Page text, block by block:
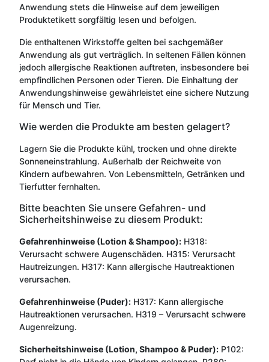
Anwendung stets die Hinweise auf dem jeweiligen
Produktetikett sorgfältig lesen und befolgen.
Die enthaltenen Wirkstoffe gelten bei sachgemäßer
Anwendung als gut verträglich. In seltenen Fällen können
jedoch allergische Reaktionen auftreten, insbesondere bei
empfindlichen Personen oder Tieren. Die Einhaltung der
Anwendungshinweise gewährleistet eine sichere Nutzung
für Mensch und Tier.
Wie werden die Produkte am besten gelagert?
Lagern Sie die Produkte kühl, trocken und ohne direkte
Sonneneinstrahlung. Außerhalb der Reichweite von
Kindern aufbewahren. Von Lebensmitteln, Getränken und
Tierfutter fernhalten.
Bitte beachten Sie unsere Gefahren- und
Sicherheitshinweise zu diesem Produkt:
Gefahrenhinweise (Lotion & Shampoo): H318:
Verursacht schwere Augenschäden. H315: Verursacht
Hautreizungen. H317: Kann allergische Hautreaktionen
verursachen.
Gefahrenhinweise (Puder): H317: Kann allergische
Hautreaktionen verursachen. H319 – Verursacht schwere
Augenreizung.
Sicherheitshinweise (Lotion, Shampoo & Puder): P102: